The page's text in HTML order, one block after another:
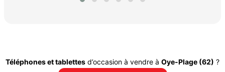
Téléphones et tablettes d’occasion à vendre à Oye-Plage (62) ?